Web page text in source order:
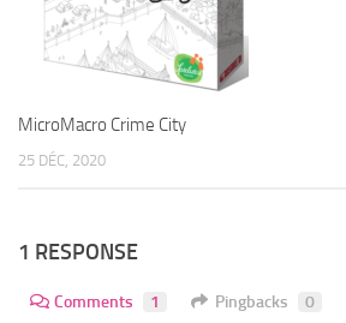
MicroMacro Crime City
25 DÉC, 2020
1 RESPONSE
Comments 1 Pingbacks 0